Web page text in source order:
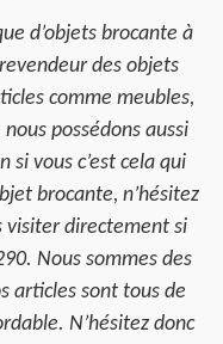
d’objets brocante à
des objets
comme meubles,
possédons aussi
si vous c’est cela qui
brocante, n’hésitez
visiter directement si
Nous sommes des
articles sont tous de
N’hésitez donc